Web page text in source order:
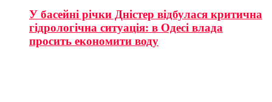
У басейні річки Дністер відбулася критична
гідрологічна ситуація: в Одесі влада
просить економити воду